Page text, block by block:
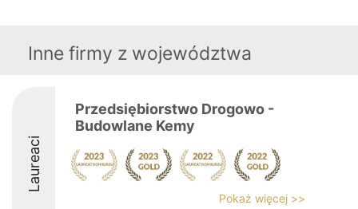
Inne firmy z województwa
Laureaci
Przedsiębiorstwo Drogowo -
Budowlane Kemy
Pokaż więcej >>